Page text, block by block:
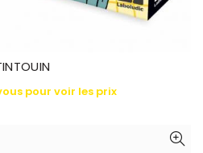
pour voir les prix